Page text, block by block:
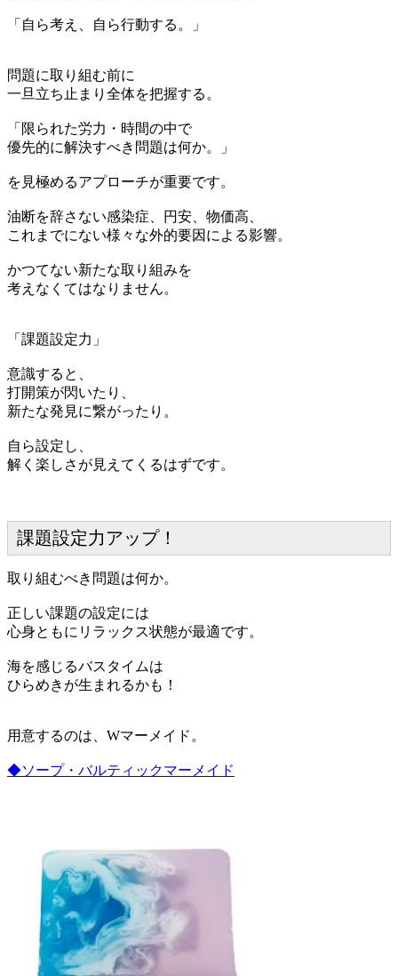
「自ら考え、自ら行動する。」
問題に取り組む前に
一旦立ち止まり全体を把握する。
「限られた労力・時間の中で
優先的に解決すべき問題は何か。」
を見極めるアプローチが重要です。
油断を辞さない感染症、円安、物価高、
これまでにない様々な外的要因による影響。
かつてない新たな取り組みを
考えなくてはなりません。
「課題設定力」
意識すると、
打開策が閃いたり、
新たな発見に繋がったり。
自ら設定し、
解く楽しさが見えてくるはずです。
課題設定力アップ！
取り組むべき問題は何か。
正しい課題の設定には
心身ともにリラックス状態が最適です。
海を感じるバスタイムは
ひらめきが生まれるかも！
用意するのは、Wマーメイド。
◆ソープ・バルティックマーメイド